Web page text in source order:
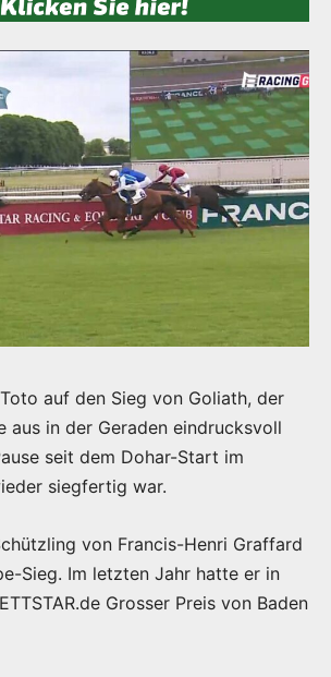
auf den Sieg von Goliath, der
aus in der Geraden eindrucksvoll
seit dem Dohar-Start im
siegfertig war.
von Francis-Henri Graffard
Sieg. Im letzten Jahr hatte er in
Grosser Preis von Baden